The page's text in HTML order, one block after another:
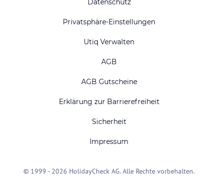
Datenschutz
Privatsphäre-Einstellungen
Utiq Verwalten
AGB
AGB Gutscheine
Erklärung zur Barrierefreiheit
Sicherheit
Impressum
© 1999 - 2026 HolidayCheck AG. Alle Rechte vorbehalten.